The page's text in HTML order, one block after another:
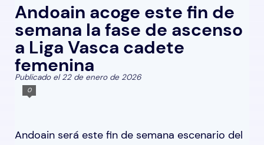
Andoain acoge este fin de
semana la fase de ascenso
a Liga Vasca cadete
femenina
Publicado el 22 de enero de 2026
0
Andoain será este fin de semana escenario del